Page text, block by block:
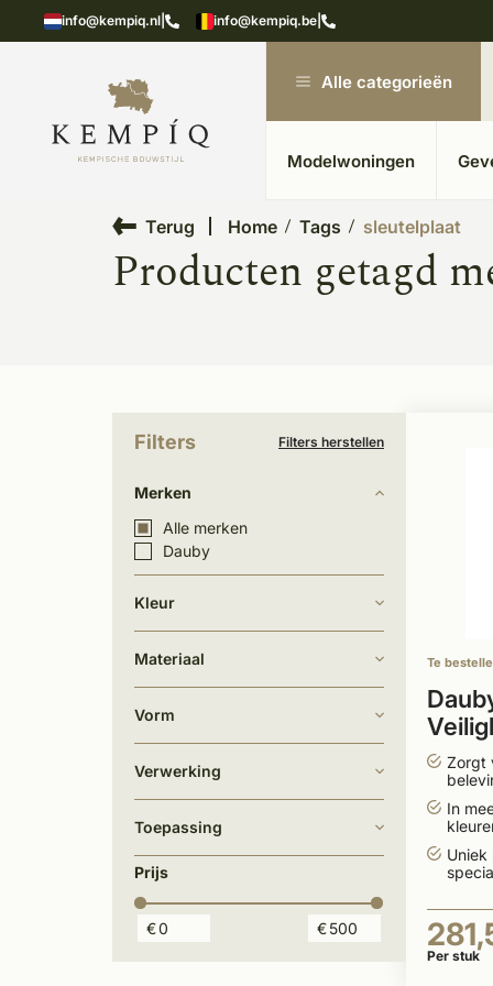
info@kempiq.nl info@kempiq.be
in kempische bouwstijl Meer dan 20 jaar
Alle categorieën
Modelwoningen
Terug Home Tags sleutelplaat
Producten getagd
Filters Filters herstellen
Merken
Alle merken
Dauby
Kleur
Materiaal
Vorm
Verwerking
Toepassing
Prijs
€ €
Te
vorm
Zorgt
In
Per stuk